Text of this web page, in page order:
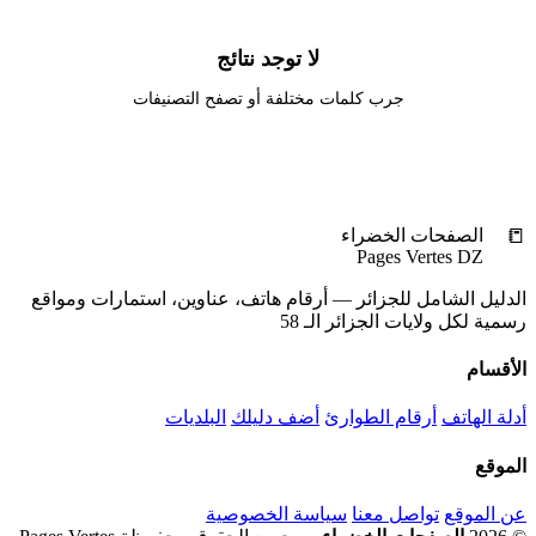
لا توجد نتائج
جرب كلمات مختلفة أو تصفح التصنيفات
📒
الصفحات الخضراء
Pages Vertes DZ
الدليل الشامل للجزائر — أرقام هاتف، عناوين، استمارات ومواقع
رسمية لكل ولايات الجزائر الـ 58
الأقسام
أدلة الهاتف أرقام الطوارئ أضف دليلك البلديات
الموقع
عن الموقع تواصل معنا سياسة الخصوصية